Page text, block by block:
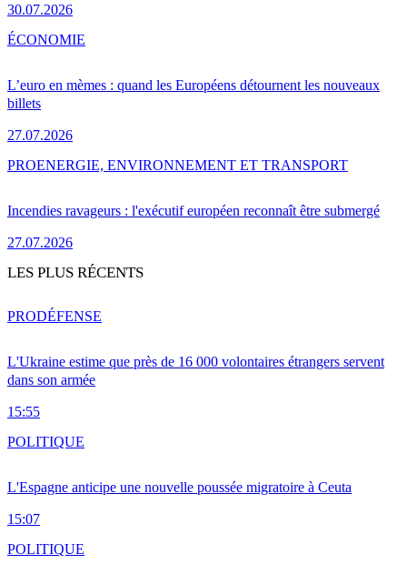
30.07.2026
L’euro en mèmes : quand les Européens détournent les nouveaux
billets
27.07.2026
ÉCONOMIE
Incendies ravageurs : l'exécutif européen reconnaît être submergé
27.07.2026
PROENERGIE, ENVIRONNEMENT ET TRANSPORT
LES PLUS RÉCENTS
L'Ukraine estime que près de 16 000 volontaires étrangers servent
dans son armée
15:55
PRODÉFENSE
L'Espagne anticipe une nouvelle poussée migratoire à Ceuta
15:07
POLITIQUE
POLITIQUE